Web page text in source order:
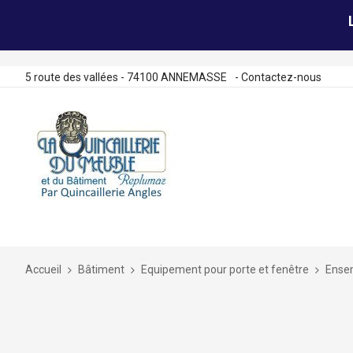
5 route des vallées - 74100 ANNEMASSE - Contactez-nous
Accueil Bâtiment Equipement pour porte et fenêtre